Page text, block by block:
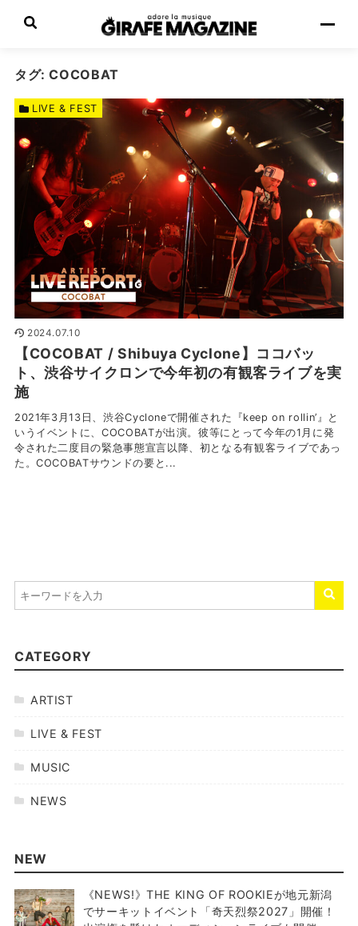
タグ:COCOBAT
2024.07.10
【COCOBAT / Shibuya Cyclone】ココバッ
ト、渋谷サイクロンで今年初の有観客ライブを実
施
2021年3月13日、渋谷Cycloneで開催された『keep on rollin’』と
いうイベントに、COCOBATが出演。彼等にとって今年の1月に発
令された二度目の緊急事態宣言以降、初となる有観客ライブであっ
た。COCOBATサウンドの要と...
LIVE & FEST
CATEGORY
ARTIST
LIVE & FEST
MUSIC
NEWS
NEW
《NEWS!》THE KING OF ROOKIEが地元新潟
でサーキットイベント「奇天烈祭2027」開催！